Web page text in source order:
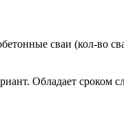
Обладает сроком